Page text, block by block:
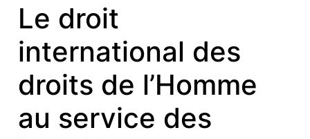
Le droit
international des
droits de l’Homme
au service des